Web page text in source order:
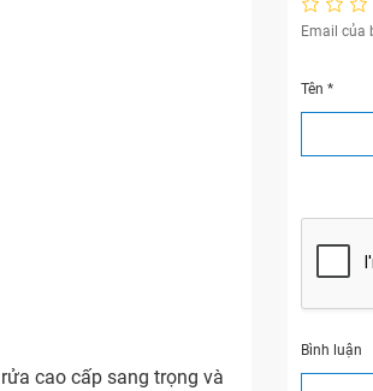
cao cấp sang trọng và
Email của
Tên*
Bình luận